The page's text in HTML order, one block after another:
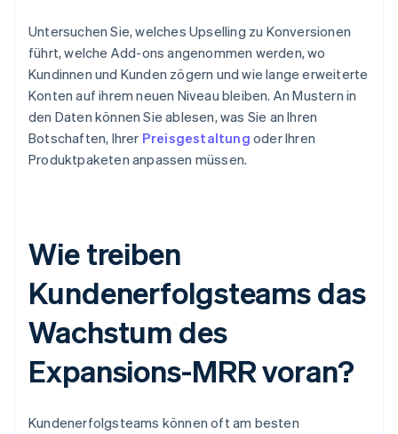
Untersuchen Sie, welches Upselling zu Konversionen
führt, welche Add-ons angenommen werden, wo
Kundinnen und Kunden zögern und wie lange erweiterte
Konten auf ihrem neuen Niveau bleiben. An Mustern in
den Daten können Sie ablesen, was Sie an Ihren
Botschaften, Ihrer Preisgestaltung oder Ihren
Produktpaketen anpassen müssen.
Wie treiben
Kundenerfolgsteams das
Wachstum des
Expansions-MRR voran?
Kundenerfolgsteams können oft am besten